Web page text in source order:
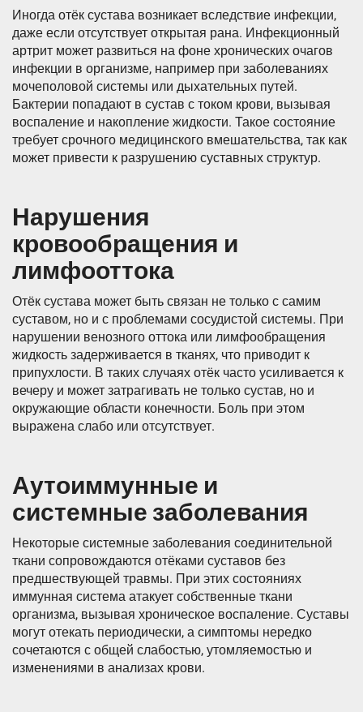
Иногда отёк сустава возникает вследствие инфекции,
даже если отсутствует открытая рана. Инфекционный
артрит может развиться на фоне хронических очагов
инфекции в организме, например при заболеваниях
мочеполовой системы или дыхательных путей.
Бактерии попадают в сустав с током крови, вызывая
воспаление и накопление жидкости. Такое состояние
требует срочного медицинского вмешательства, так как
может привести к разрушению суставных структур.
Нарушения
кровообращения и
лимфооттока
Отёк сустава может быть связан не только с самим
суставом, но и с проблемами сосудистой системы. При
нарушении венозного оттока или лимфообращения
жидкость задерживается в тканях, что приводит к
припухлости. В таких случаях отёк часто усиливается к
вечеру и может затрагивать не только сустав, но и
окружающие области конечности. Боль при этом
выражена слабо или отсутствует.
Аутоиммунные и
системные заболевания
Некоторые системные заболевания соединительной
ткани сопровождаются отёками суставов без
предшествующей травмы. При этих состояниях
иммунная система атакует собственные ткани
организма, вызывая хроническое воспаление. Суставы
могут отекать периодически, а симптомы нередко
сочетаются с общей слабостью, утомляемостью и
изменениями в анализах крови.